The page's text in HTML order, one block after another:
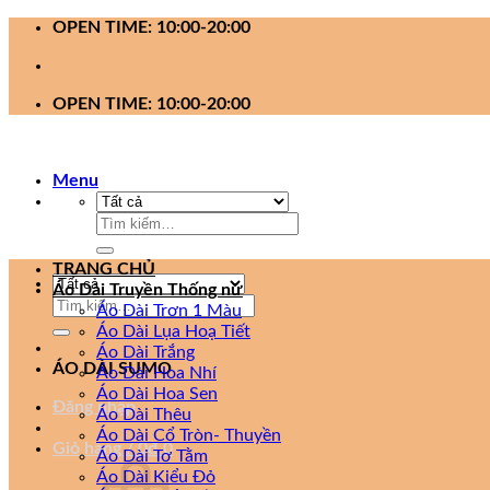
OPEN TIME: 10:00-20:00
OPEN TIME: 10:00-20:00
Menu
Tìm
Tìm
ÁO DÀI SUMO
Đăng nhập
Giỏ hàng /0₫ 0
TRANG CHỦ
Áo Dài Truyền Thống nữ
Áo Dài Trơn 1 Màu
Áo Dài Lụa Hoạ Tiết
Áo Dài Trắng
Áo Dài Hoa Nhí
Áo Dài Hoa Sen
Áo Dài Thêu
Áo Dài Cổ Tròn- Thuyền
Áo Dài Tơ Tằm
Áo Dài Kiểu Đỏ